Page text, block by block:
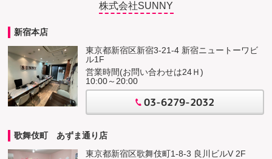
株式会社SUNNY
新宿本店
東京都新宿区新宿3-21-4 新宿ニュートーワビ
ル1F
営業時間(お問い合わせは24Ｈ)
10:00～20:00
03-6279-2032
歌舞伎町 あずま通り店
東京都新宿区歌舞伎町1-8-3 良川ビルV 2F